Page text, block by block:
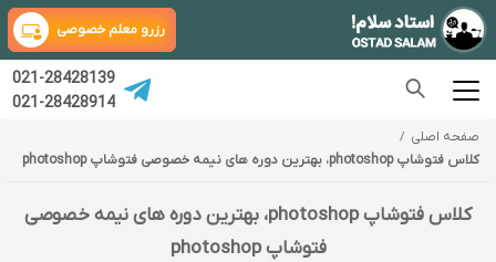
رزرو معلم خصوصی
021-28428139
021-28428914
صفحه اصلی
کلاس فتوشاپ photoshop، بهترین دوره های نیمه خصوصی فتوشاپ photoshop
کلاس فتوشاپ photoshop، بهترین دوره های نیمه خصوصی
فتوشاپ photoshop